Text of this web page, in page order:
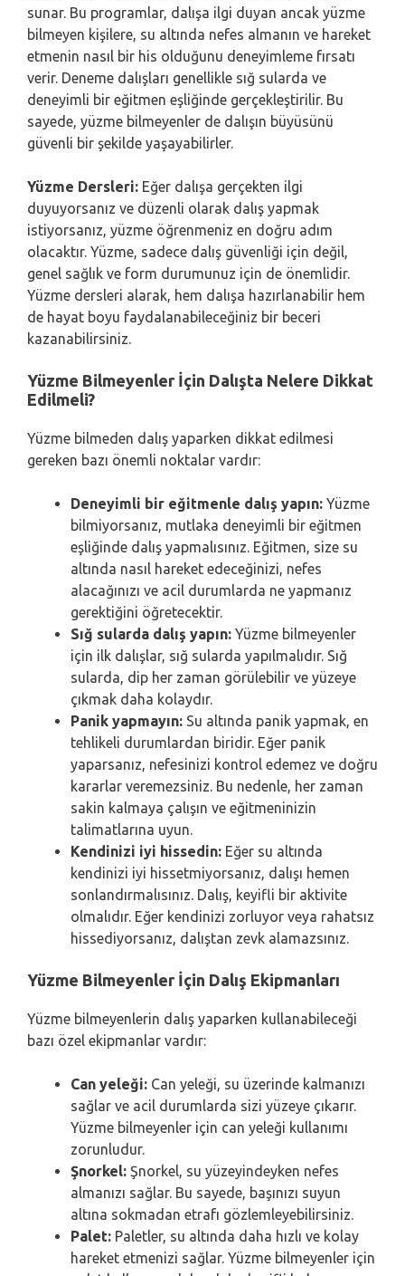
sunar. Bu programlar, dalışa ilgi duyan ancak yüzme
bilmeyen kişilere, su altında nefes almanın ve hareket
etmenin nasıl bir his olduğunu deneyimleme fırsatı
verir. Deneme dalışları genellikle sığ sularda ve
deneyimli bir eğitmen eşliğinde gerçekleştirilir. Bu
sayede, yüzme bilmeyenler de dalışın büyüsünü
güvenli bir şekilde yaşayabilirler.
Yüzme Dersleri: Eğer dalışa gerçekten ilgi
duyuyorsanız ve düzenli olarak dalış yapmak
istiyorsanız, yüzme öğrenmeniz en doğru adım
olacaktır. Yüzme, sadece dalış güvenliği için değil,
genel sağlık ve form durumunuz için de önemlidir.
Yüzme dersleri alarak, hem dalışa hazırlanabilir hem
de hayat boyu faydalanabileceğiniz bir beceri
kazanabilirsiniz.
Yüzme Bilmeyenler İçin Dalışta Nelere Dikkat
Edilmeli?
Yüzme bilmeden dalış yaparken dikkat edilmesi
gereken bazı önemli noktalar vardır:
Deneyimli bir eğitmenle dalış yapın: Yüzme
bilmiyorsanız, mutlaka deneyimli bir eğitmen
eşliğinde dalış yapmalısınız. Eğitmen, size su
altında nasıl hareket edeceğinizi, nefes
alacağınızı ve acil durumlarda ne yapmanız
gerektiğini öğretecektir.
Sığ sularda dalış yapın: Yüzme bilmeyenler
için ilk dalışlar, sığ sularda yapılmalıdır. Sığ
sularda, dip her zaman görülebilir ve yüzeye
çıkmak daha kolaydır.
Panik yapmayın: Su altında panik yapmak, en
tehlikeli durumlardan biridir. Eğer panik
yaparsanız, nefesinizi kontrol edemez ve doğru
kararlar veremezsiniz. Bu nedenle, her zaman
sakin kalmaya çalışın ve eğitmeninizin
talimatlarına uyun.
Kendinizi iyi hissedin: Eğer su altında
kendinizi iyi hissetmiyorsanız, dalışı hemen
sonlandırmalısınız. Dalış, keyifli bir aktivite
olmalıdır. Eğer kendinizi zorluyor veya rahatsız
hissediyorsanız, dalıştan zevk alamazsınız.
Yüzme Bilmeyenler İçin Dalış Ekipmanları
Yüzme bilmeyenlerin dalış yaparken kullanabileceği
bazı özel ekipmanlar vardır:
Can yeleği: Can yeleği, su üzerinde kalmanızı
sağlar ve acil durumlarda sizi yüzeye çıkarır.
Yüzme bilmeyenler için can yeleği kullanımı
zorunludur.
Şnorkel: Şnorkel, su yüzeyindeyken nefes
almanızı sağlar. Bu sayede, başınızı suyun
altına sokmadan etrafı gözlemleyebilirsiniz.
Palet: Paletler, su altında daha hızlı ve kolay
hareket etmenizi sağlar. Yüzme bilmeyenler için